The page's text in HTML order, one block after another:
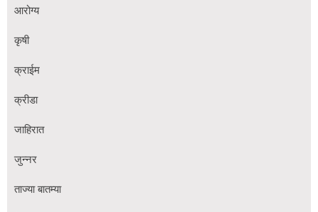
आरोग्य
कृषी
क्राईम
क्रीडा
जाहिरात
जुन्नर
ताज्या बातम्या